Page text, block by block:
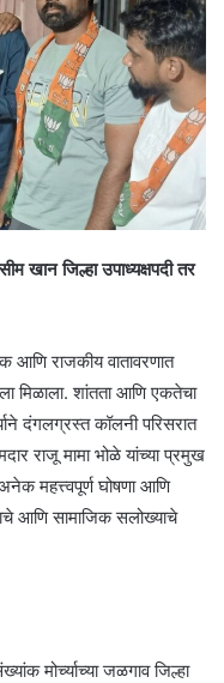
खान जिल्हा उपाध्यक्षपदी तर
आणि राजकीय वातावरणात
मिळाला. शांतता आणि एकतेचा
दंगलग्रस्त कॉलनी परिसरात
राजू मामा भोळे यांच्या प्रमुख
महत्त्वपूर्ण घोषणा आणि
आणि सामाजिक सलोख्याचे
मोर्च्याच्या जळगाव जिल्हा